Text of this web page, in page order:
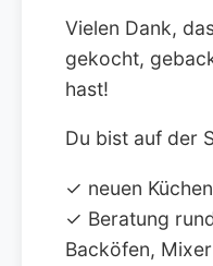
Vielen Dank,
gekocht,
hast!
Du bist auf der
✓ neuen
✓ Beratung
Backöfen,